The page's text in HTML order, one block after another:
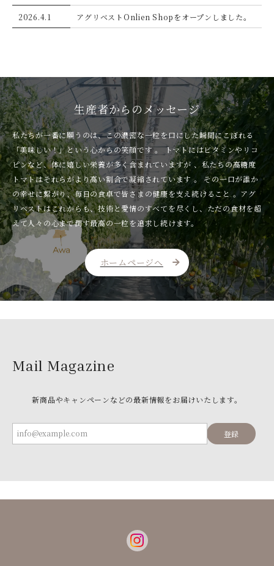
2026.4.1 アグリベストOnlien Shopをオープンしました。
生産者からのメッセージ
私たちが一番に願うのは、この濃密な一粒を口にした瞬間にこぼれる
「美味しい！」という心からの笑顔です 。 トマトにはビタミンやリコ
ピンなど、体に嬉しい栄養が多く含まれていますが 、私たちの高糖度
トマトはそれらがより高い割合で凝縮されています 。 その一口が誰か
の幸せに繋がり、毎日の食卓で皆さまの健康を支え続けること 。アグ
リベストはこれからも、技術と愛情のすべてを尽くし、ただの食材を超
えて人々の心まで潤す最高の一粒を追求し続けます。
ホームページへ
Mail Magazine
新商品やキャンペーンなどの最新情報をお届けいたします。
登録